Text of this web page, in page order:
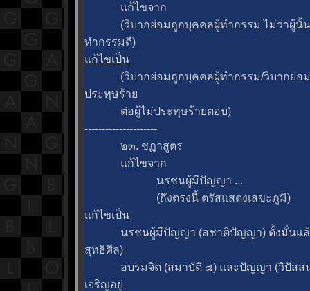
ก้ไขจาก
(วิบากย่อมถูกบุคคลผู้ทำกรรม ไม่ว่าผู้นั้น
ทำกรรมดี)
ก้ไขเป็น
(วิบากย่อมถูกบุคคลผู้ทำกรรม/วิบากย่อม
ประทุษร้า
ต่อผู้ไม่ประทุษร้ายตอบ)
---------------------
๒๓. ชฏาสูตร
ก้ไขจาก
นรชนผู้มีปัญญา ...
(ถึงตรงนี้ ตรัสแสดงเสขะภูมิ)
ก้ไขเป็น
นรชนผู้มีปัญญา (สชาติปัญญา) ตั้งมั่นแล้ว
สุทธิศีล)
อบรมจิต (สมาบัติ ๘) และปัญญา (วิปัสส
เจริญอยู่